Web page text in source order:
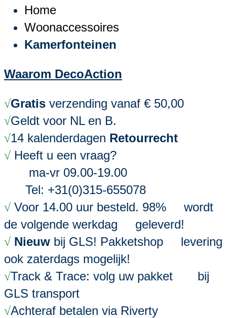
Home
Woonaccessoires
Kamerfonteinen
Waarom DecoAction
√Gratis verzending vanaf € 50,00
√Geldt voor NL en B.
√14 kalenderdagen Retourrecht
√ Heeft u een vraag?
ma-vr 09.00-19.00
Tel: +31(0)315-655078
√ Voor 14.00 uur besteld. 98% wordt
de volgende werkdag geleverd!
√ Nieuw bij GLS! Pakketshop levering
ook zaterdags mogelijk!
√Track & Trace: volg uw pakket bij
GLS transport
√Achteraf betalen via Riverty